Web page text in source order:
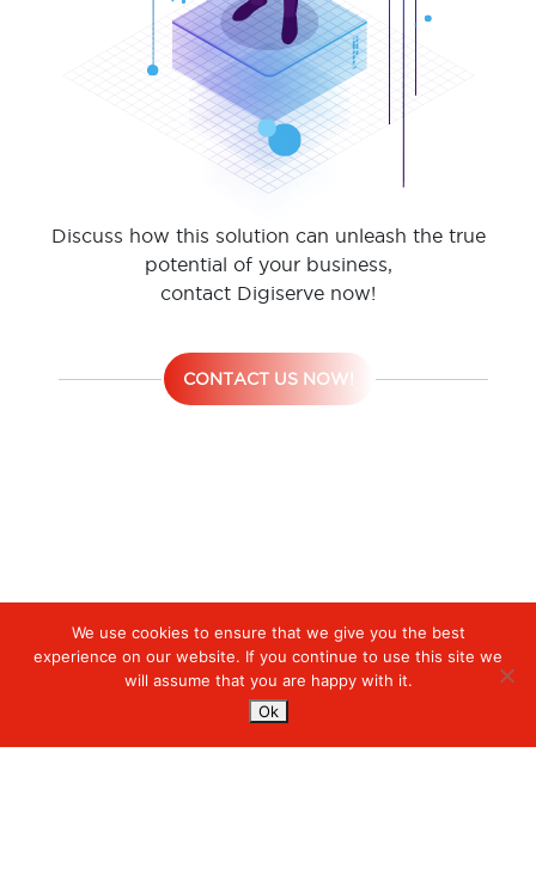
Discuss how this solution can unleash the true
potential of your business,
contact Digiserve now!
CONTACT US NOW!
We use cookies to ensure that we give you the best
experience on our website. If you continue to use this site we
will assume that you are happy with it.
Ok
Digiserve » Microsoft Teams Direct Routing